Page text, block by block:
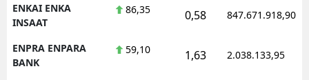
ENKAI ENKA
INSAAT
86,35 0,58 847.671.918,90
ENPRA ENPARA
BANK
59,10 1,63 2.038.133,95